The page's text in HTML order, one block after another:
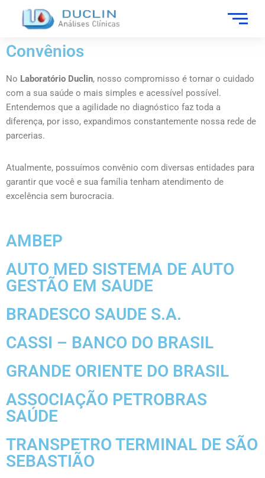
Convênios
No Laboratório Duclin, nosso compromisso é tornar o cuidado
com a sua saúde o mais simples e acessível possível.
Entendemos que a agilidade no diagnóstico faz toda a
diferença, por isso, expandimos constantemente nossa rede de
parcerias.
Atualmente, possuímos convênio com diversas entidades para
garantir que você e sua família tenham atendimento de
excelência sem burocracia.
AMBEP
AUTO MED SISTEMA DE AUTO
GESTÃO EM SAUDE
BRADESCO SAUDE S.A.
CASSI – BANCO DO BRASIL
GRANDE ORIENTE DO BRASIL
ASSOCIAÇÃO PETROBRAS
SAÚDE
TRANSPETRO TERMINAL DE SÃO
SEBASTIÃO